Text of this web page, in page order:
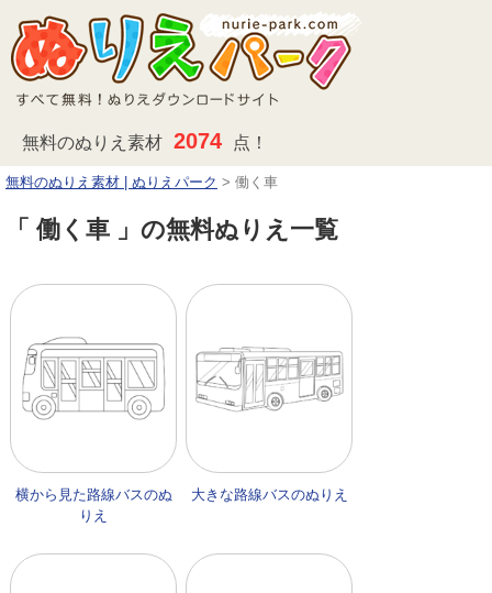
無料のぬりえ素材 2074 点！
無料のぬりえ素材 | ぬりえパーク > 働く車
「 働く車 」の無料ぬりえ一覧
横から見た路線バスのぬ
りえ
大きな路線バスのぬりえ